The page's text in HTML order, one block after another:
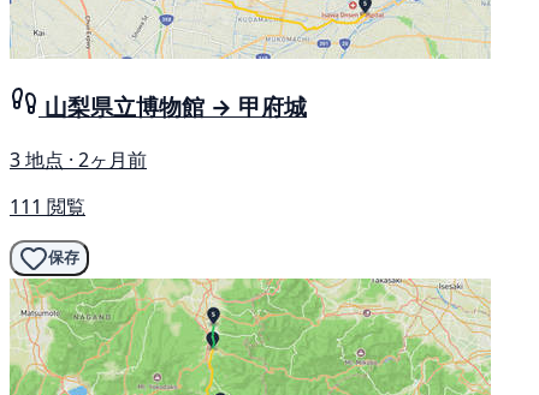
山梨県立博物館 → 甲府城
3 地点 · 2ヶ月前
111 閲覧
保存